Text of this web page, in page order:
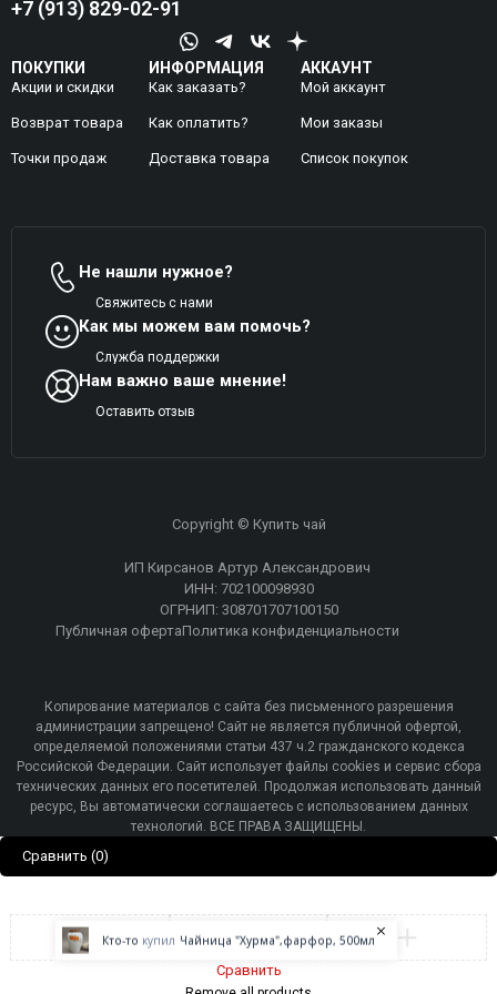
+7 (913) 829-02-91
ПОКУПКИ
Акции и скидки
Возврат товара
Точки продаж
ИНФОРМАЦИЯ
Как заказать?
Как оплатить?
Доставка товара
АККАУНТ
Мой аккаунт
Mои заказы
Список покупок
Не нашли нужное?
Свяжитесь с нами
Как мы можем вам помочь?
Служба поддержки
Нам важно ваше мнение!
Оставить отзыв
Copyright © Купить чай
ИП Кирсанов Артур Александрович
ИНН: 702100098930
ОГРНИП: 308701707100150
Публичная офертаПолитика конфиденциальности
Копирование материалов с сайта без письменного разрешения
администрации запрещено! Сайт не является публичной офертой,
определяемой положениями статьи 437 ч.2 гражданского кодекса
Российской Федерации. Сайт использует файлы cookies и сервис сбора
технических данных его посетителей. Продолжая использовать данный
ресурс, Вы автоматически соглашаетесь с использованием данных
технологий. ВСЕ ПРАВА ЗАЩИЩЕНЫ.
Сравнить (0)
Сравнить
Кто-то купил Чайница "Хурма",фарфор, 500мл